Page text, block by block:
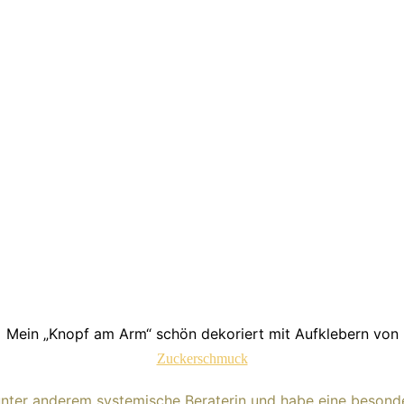
Mein „Knopf am Arm“ schön dekoriert mit Aufklebern von
Zuckerschmuck
anderem systemische Beraterin und habe eine